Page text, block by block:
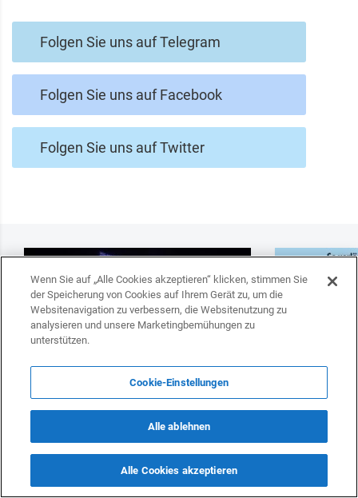
Folgen Sie uns auf Telegram
Folgen Sie uns auf Facebook
Folgen Sie uns auf Twitter
Paschinyans Wiederwahl löst Debatte über
Wenn Sie auf „Alle Cookies akzeptieren“ klicken, stimmen Sie
der Speicherung von Cookies auf Ihrem Gerät zu, um die
Websitenavigation zu verbessern, die Websitenutzung zu
analysieren und unsere Marketingbemühungen zu
unterstützen.
Cookie-Einstellungen
Alle ablehnen
Alle Cookies akzeptieren